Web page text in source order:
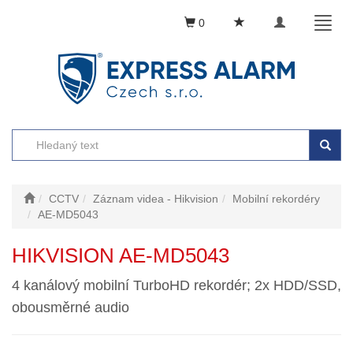
Toggle
0
CCTV Záznam videa - Hikvision
Mobilní rekordéry
AE-MD5043
HIKVISION AE-MD5043
4 kanálový mobilní TurboHD rekordér; 2x HDD/SSD,
obousměrné audio